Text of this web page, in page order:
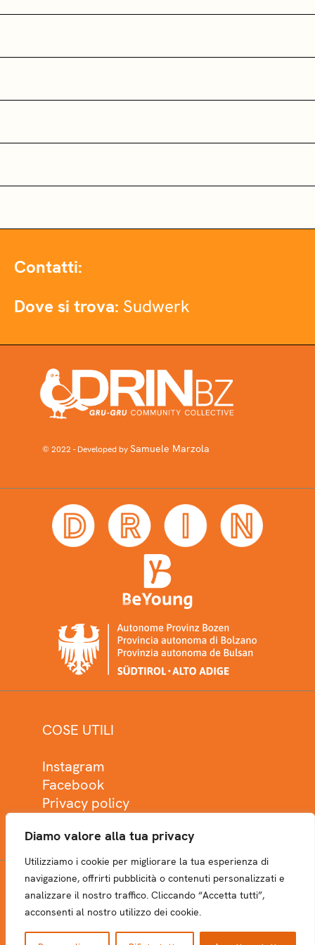
Diamo valore alla tua privacy
Utilizziamo i cookie per migliorare la tua esperienza di
navigazione, offrirti pubblicità o contenuti personalizzati e
analizzare il nostro traffico. Cliccando “Accetta tutti”,
acconsenti al nostro utilizzo dei cookie.
Contatti:
Dove si trova: Sudwerk
© 2022 - Developed bySamuele Marzola
COSE UTILI
Instagram
Facebook
Privacy policy
NEWSLETTER